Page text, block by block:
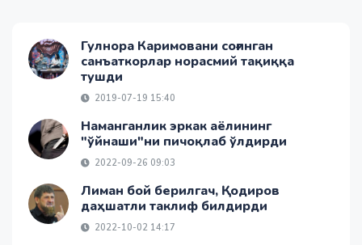
Гулнора Каримовани соғинган
санъаткорлар норасмий тақиққа
тушди
2019-07-19 15:40
Наманганлик эркак аёлининг
"ўйнаши"ни пичоқлаб ўлдирди
2022-09-26 09:03
Лиман бой берилгач, Қодиров
даҳшатли таклиф билдирди
2022-10-02 14:17